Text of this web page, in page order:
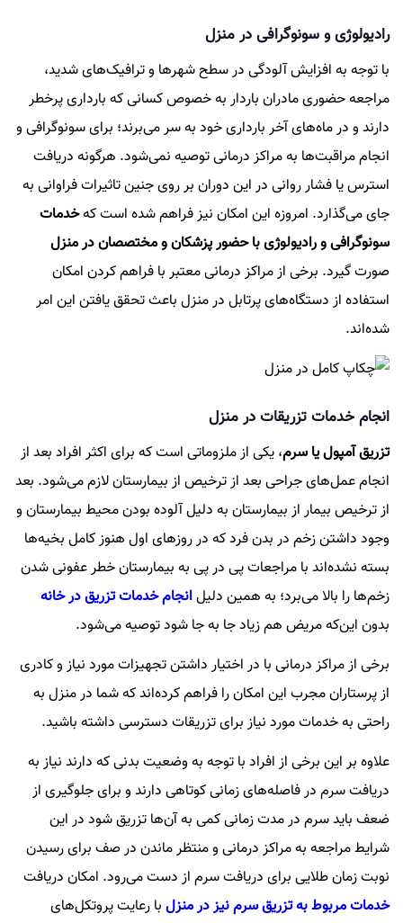
رادیولوژی و سونوگرافی در منزل
با توجه به افزایش آلودگی در سطح شهر‌ها و ترافیک‌های شدید،
مراجعه حضوری مادران باردار به خصوص کسانی که بارداری پرخطر
دارند و در ماه‌های آخر بارداری خود به سر می‌برند؛ برای سونوگرافی و
انجام مراقبت‌ها به مراکز درمانی توصیه نمی‌شود. هرگونه دریافت
استرس یا فشار روانی در این دوران بر روی جنین تاثیرات فراوانی به
جای می‌گذارد. امروزه این امکان نیز فراهم شده است کهخدمات
سونوگرافی و رادیولوژی با حضور پزشکان و مختصصان در منزل
صورت گیرد. برخی از مراکز درمانی معتبر با فراهم کردن امکان
استفاده از دستگاه‌های پرتابل در منزل باعث تحقق یافتن این امر
شده‌اند.
انجام خدمات تزریقات در منزل
تزریق آمپول یا سرم، یکی از ملزوماتی است که برای اکثر افراد بعد از
انجام عمل‌های جراحی بعد از ترخیص از بیمارستان لازم می‌شود. بعد
از ترخیص بیمار از بیمارستان به دلیل آلوده بودن محیط بیمارستان و
وجود داشتن زخم در بدن فرد که در روزهای اول هنوز کامل بخیه‌ها
بسته نشده‌اند با مراجعات پی در پی به بیمارستان خطر عفونی شدن
زخم‌ها را بالا می‌برد؛ به همین دلیلانجام خدمات تزریق در خانه
بدون این‌که مریض هم زیاد جا به جا شود توصیه می‌شود.
برخی از مراکز درمانی با در اختیار داشتن تجهیزات مورد نیاز و کادری
از پرستاران مجرب این امکان را فراهم کرده‌اند که شما در منزل به
راحتی به خدمات مورد نیاز برای تزریقات دسترسی داشته باشید.
علاوه بر این برخی از افراد با توجه به وضعیت بدنی که دارند نیاز به
دریافت سرم در فاصله‌های زمانی کوتاهی دارند و برای جلوگیری از
ضعف باید سرم در مدت زمانی کمی‌ به آن‌ها تزریق شود در این
شرایط مراجعه به مراکز درمانی و منتظر ماندن در صف برای رسیدن
نوبت زمان طلایی برای دریافت سرم از دست می‌رود. امکان دریافت
خدمات مربوط به تزریق سرم نیز در منزل با رعایت پروتکل‌های